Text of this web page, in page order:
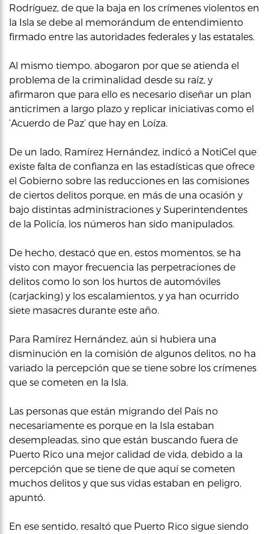
Rodríguez, de que la baja en los crímenes violentos en
la Isla se debe al memorándum de entendimiento
firmado entre las autoridades federales y las estatales.
Al mismo tiempo, abogaron por que se atienda el
problema de la criminalidad desde su raíz, y
afirmaron que para ello es necesario diseñar un plan
anticrimen a largo plazo y replicar iniciativas como el
‘Acuerdo de Paz’ que hay en Loíza.
De un lado, Ramírez Hernández, indicó a NotiCel que
existe falta de confianza en las estadísticas que ofrece
el Gobierno sobre las reducciones en las comisiones
de ciertos delitos porque, en más de una ocasión y
bajo distintas administraciones y Superintendentes
de la Policía, los números han sido manipulados.
De hecho, destacó que en, estos momentos, se ha
visto con mayor frecuencia las perpetraciones de
delitos como lo son los hurtos de automóviles
(carjacking) y los escalamientos, y ya han ocurrido
siete masacres durante este año.
Para Ramírez Hernández, aún si hubiera una
disminución en la comisión de algunos delitos, no ha
variado la percepción que se tiene sobre los crímenes
que se cometen en la Isla.
Las personas que están migrando del País no
necesariamente es porque en la Isla estaban
desempleadas, sino que están buscando fuera de
Puerto Rico una mejor calidad de vida, debido a la
percepción que se tiene de que aquí se cometen
muchos delitos y que sus vidas estaban en peligro,
apuntó.
En ese sentido, resaltó que Puerto Rico sigue siendo